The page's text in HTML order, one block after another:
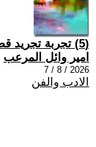
(5) تجربة تجريد قصصية 1996
امير وائل المرعب
2026 / 8 / 7
الادب والفن